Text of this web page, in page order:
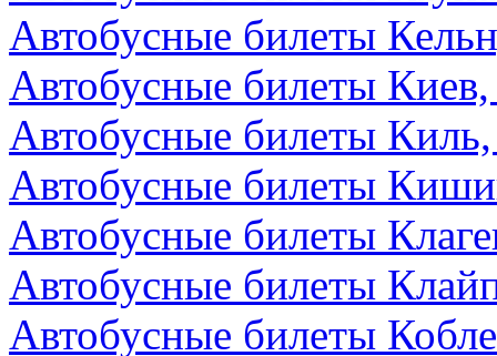
Автобусные билеты
Автобусные билеты
Автобусные билеты
Автобусные билеты
Автобусные билеты
Автобусные билеты
Автобусные билеты